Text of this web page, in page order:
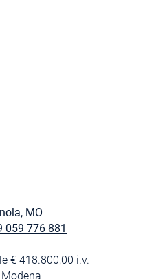
MO
059 776 881
€ 418.800,00 i.v.